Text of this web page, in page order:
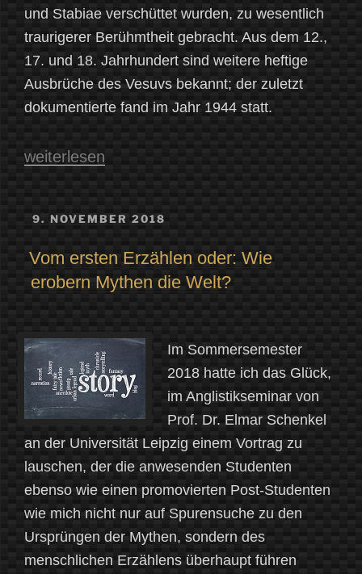
und Stabiae verschüttet wurden, zu wesentlich
traurigerer Berühmtheit gebracht. Aus dem 12.,
17. und 18. Jahrhundert sind weitere heftige
Ausbrüche des Vesuvs bekannt; der zuletzt
dokumentierte fand im Jahr 1944 statt.
„Feuer
und
ihre
weiterlesen
VERÖFFENTLICHT
9. NOVEMBER 2018
Vom ersten Erzählen oder: Wie
erobern Mythen die Welt?
Im Sommersemester
2018 hatte ich das Glück,
im Anglistikseminar von
Prof. Dr. Elmar Schenkel
an der Universität Leipzig einem Vortrag zu
lauschen, der die anwesenden Studenten
ebenso wie einen promovierten Post-Studenten
wie mich nicht nur auf Spurensuche zu den
Ursprüngen der Mythen, sondern des
menschlichen Erzählens überhaupt führen